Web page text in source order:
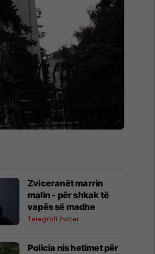
Zviceranët marrin
malin - për shkak të
vapës së madhe
Telegrafi Zvicer
Policia nis hetimet për